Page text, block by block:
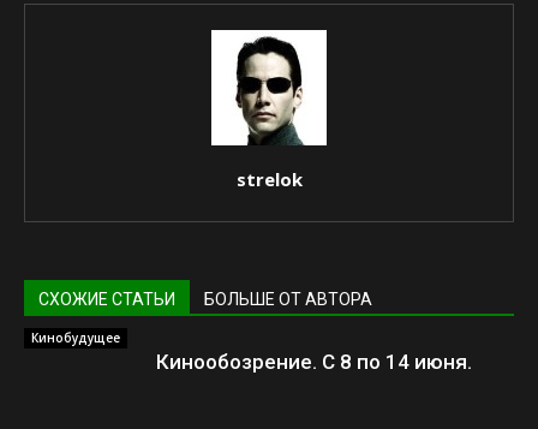
strelok
СХОЖИЕ СТАТЬИ БОЛЬШЕ ОТ АВТОРА
Кинобудущее
Кинообозрение. С 8 по 14 июня.